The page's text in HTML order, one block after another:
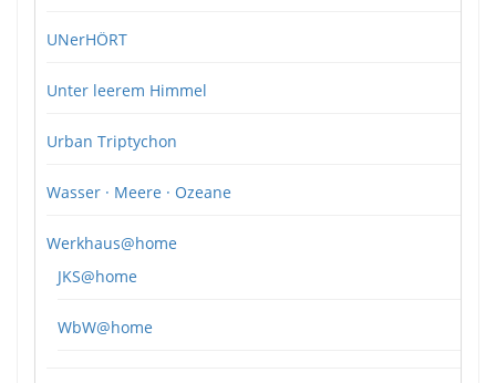
UNerHÖRT
Unter leerem Himmel
Urban Triptychon
Wasser · Meere · Ozeane
Werkhaus@home
JKS@home
WbW@home